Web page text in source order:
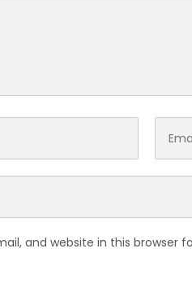
and website in this browser